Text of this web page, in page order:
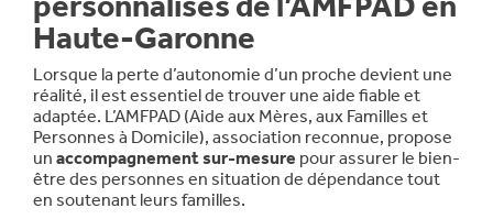
Haute-Garonne
Lorsque la perte d’autonomie d’un proche devient une
réalité, il est essentiel de trouver une aide fiable et
adaptée. L’AMFPAD (Aide aux Mères, aux Familles et
Personnes à Domicile), association reconnue, propose
unaccompagnement sur-mesurepour assurer le bien-
être des personnes en situation de dépendance tout
en soutenant leurs familles.